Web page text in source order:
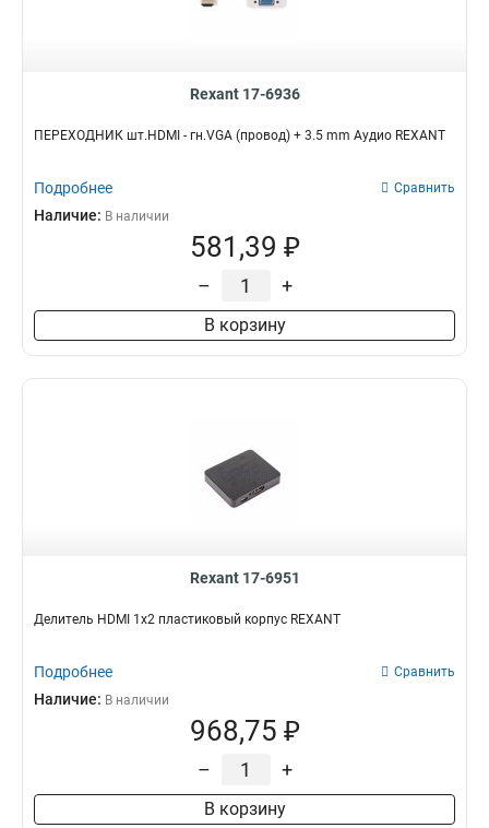
Rexant 17-6936
ПЕРЕХОДНИК шт.HDMI - гн.VGA (провод) + 3.5 mm Аудио REXANT
Подробнее Сравнить
Наличие: В наличии
581,39 ₽
– +
В корзину
Rexant 17-6951
Делитель HDMI 1x2 пластиковый корпус REXANT
Подробнее Сравнить
Наличие: В наличии
968,75 ₽
– +
В корзину